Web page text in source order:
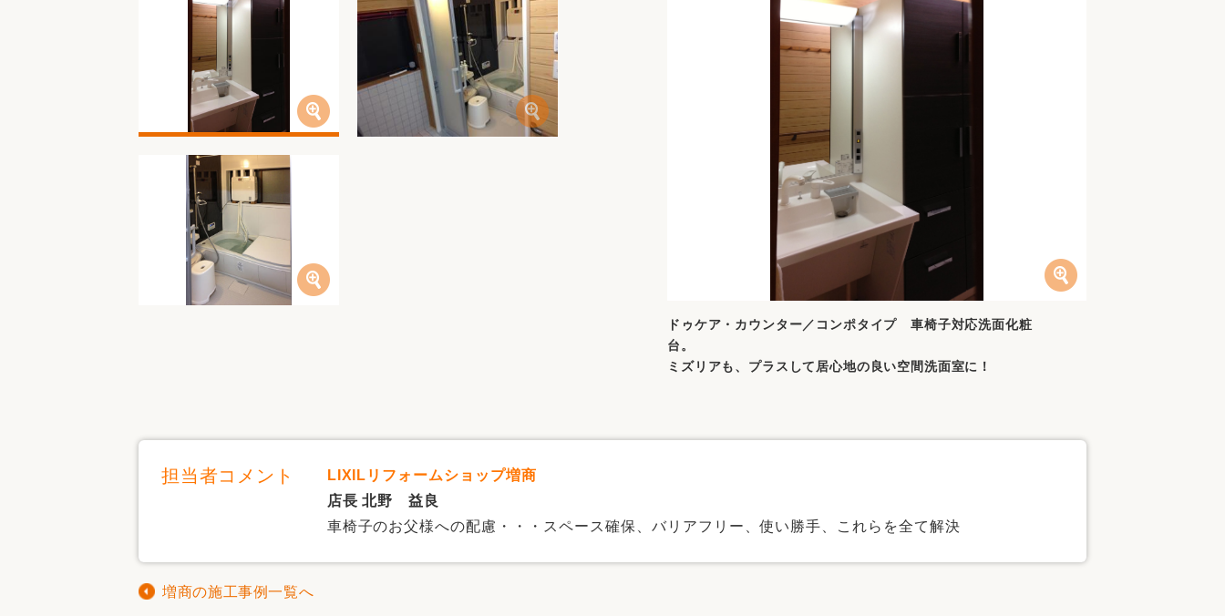
ドゥケア・カウンター／コンポタイプ 車椅子対応洗面化粧
台。
ミズリアも、プラスして居心地の良い空間洗面室に！
担当者コメント
LIXILリフォームショップ増商
店長 北野 益良
車椅子のお父様への配慮・・・スペース確保、バリアフリー、使い勝手、これらを全て解決
増商の施工事例一覧へ